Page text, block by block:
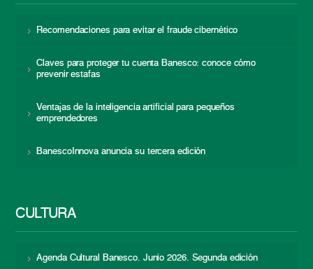
Recomendaciones para evitar el fraude cibernético
Claves para proteger tu cuenta Banesco: conoce cómo
prevenir estafas
Ventajas de la inteligencia artificial para pequeños
emprendedores
BanescoInnova anuncia su tercera edición
CULTURA
Agenda Cultural Banesco. Junio 2026. Segunda edición